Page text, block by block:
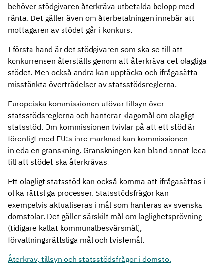
behöver stödgivaren återkräva utbetalda belopp med
ränta. Det gäller även om återbetalningen innebär att
mottagaren av stödet går i konkurs.
I första hand är det stödgivaren som ska se till att
konkurrensen återställs genom att återkräva det olagliga
stödet. Men också andra kan upptäcka och ifrågasätta
misstänkta överträdelser av statsstödsreglerna.
Europeiska kommissionen utövar tillsyn över
statsstödsreglerna och hanterar klagomål om olagligt
statsstöd. Om kommissionen tvivlar på att ett stöd är
förenligt med EU:s inre marknad kan kommissionen
inleda en granskning. Granskningen kan bland annat leda
till att stödet ska återkrävas.
Ett olagligt statsstöd kan också komma att ifrågasättas i
olika rättsliga processer. Statsstödsfrågor kan
exempelvis aktualiseras i mål som hanteras av svenska
domstolar. Det gäller särskilt mål om laglighetsprövning
(tidigare kallat kommunalbesvärsmål),
förvaltningsrättsliga mål och tvistemål.
Återkrav, tillsyn och statsstödsfrågor i domstol